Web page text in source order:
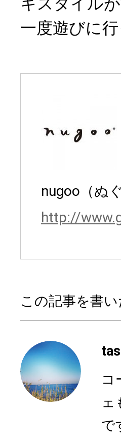
一度遊びに
nugoo（ぬ
http://
この記事を書い
コ
ェ
で